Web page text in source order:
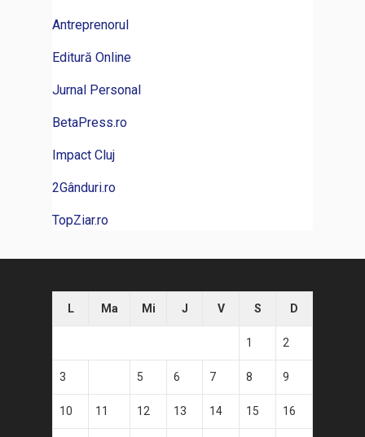
Antreprenorul
Editură Online
Jurnal Personal
BetaPress.ro
Impact Cluj
2Gânduri.ro
TopZiar.ro
L Ma Mi J V S D
1 2
3 5 6 7 8 9
10 11 12 13 14 15 16